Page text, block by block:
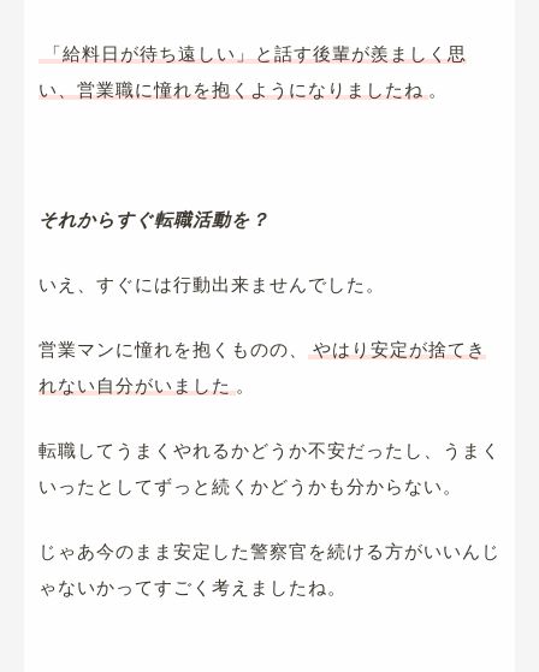
「給料日が待ち遠しい」と話す後輩が羨ましく思
い、営業職に憧れを抱くようになりましたね 。
それからすぐ転職活動を？
いえ、すぐには行動出来ませんでした。
営業マンに憧れを抱くものの、
やはり安定が捨てき
れない自分がいました 。
転職してうまくやれるかどうか不安だったし、うまく
いったとしてずっと続くかどうかも分からない。
じゃあ今のまま安定した警察官を続ける方がいいんじ
ゃないかってすごく考えましたね。